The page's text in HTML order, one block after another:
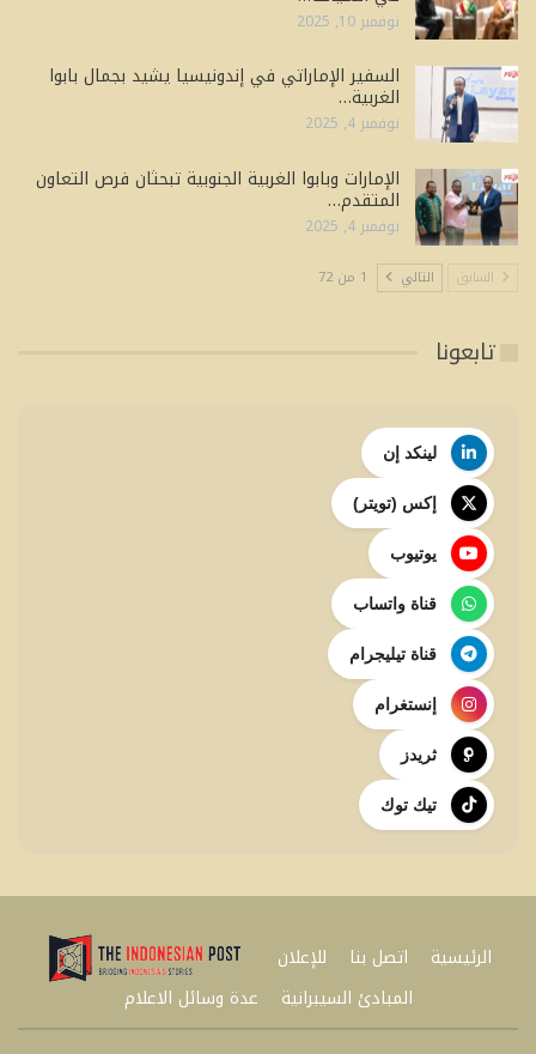
نوفمبر 10, 2025
السفير الإماراتي في إندونيسيا يشيد بجمال بابوا
الغربية…
نوفمبر 4, 2025
الإمارات وبابوا الغربية الجنوبية تبحثان فرص التعاون
المتقدم…
نوفمبر 4, 2025
السابق التالي 1 من 72
تابعونا
لينكد إن
إكس (تويتر)
يوتيوب
قناة واتساب
قناة تيليجرام
إنستغرام
ثريدز
تيك توك
الرئيسية اتصل بنا
للإعلان
المبادئ السيبرانية
عدة وسائل الاعلام